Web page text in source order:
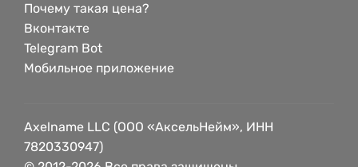
Почему такая цена?
Вконтакте
Telegram Bot
Мобильное приложение
Axelname LLC (ООО «АксельНейм», ИНН
7820330947)